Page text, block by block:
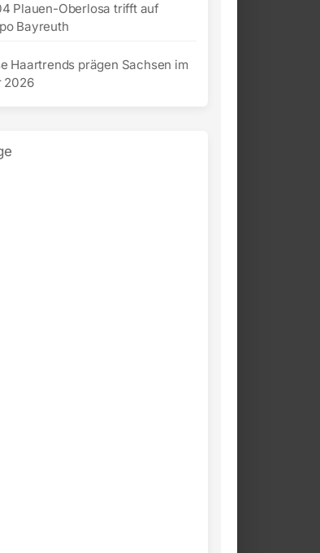
Plauen-Oberlosa trifft auf
Bayreuth
Haartrends prägen Sachsen im
2026